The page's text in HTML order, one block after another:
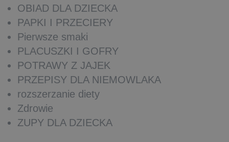
OBIAD DLA DZIECKA
PAPKI I PRZECIERY
Pierwsze smaki
PLACUSZKI I GOFRY
POTRAWY Z JAJEK
PRZEPISY DLA NIEMOWLAKA
rozszerzanie diety
Zdrowie
ZUPY DLA DZIECKA